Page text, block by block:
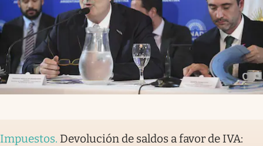
Impuestos. Devolución de saldos a favor de IVA: